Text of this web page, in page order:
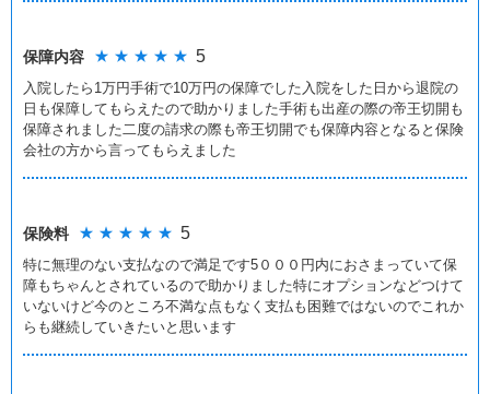
保障内容 ★ ★ ★ ★ ★ 5
入院したら1万円手術で10万円の保障でした入院をした日から退院の
日も保障してもらえたので助かりました手術も出産の際の帝王切開も
保障されました二度の請求の際も帝王切開でも保障内容となると保険
会社の方から言ってもらえました
保険料 ★ ★ ★ ★ ★ 5
特に無理のない支払なので満足です5０００円内におさまっていて保
障もちゃんとされているので助かりました特にオプションなどつけて
いないけど今のところ不満な点もなく支払も困難ではないのでこれか
らも継続していきたいと思います